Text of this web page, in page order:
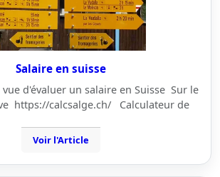
Salaire en suisse
d'évaluer un salaire en Suisse Sur le
https://calcsalge.ch/ Calculateur de
Voir l'Article